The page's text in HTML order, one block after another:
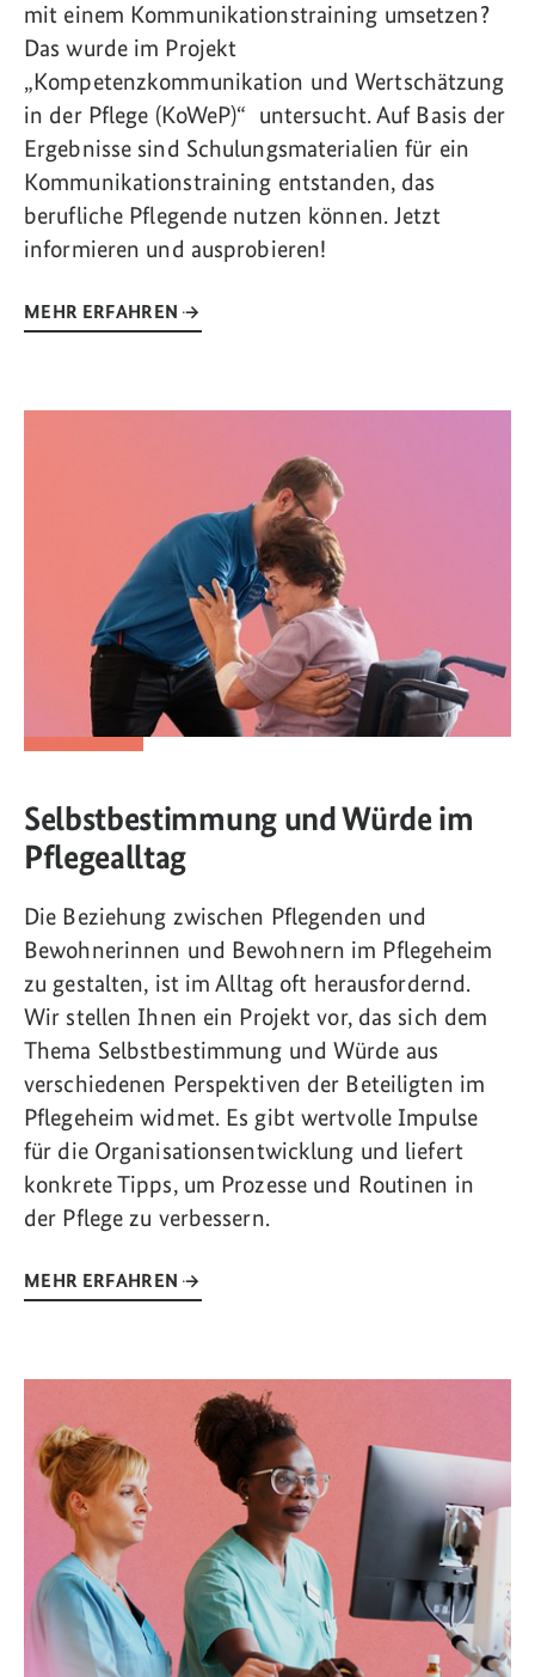
mit einem Kommunikationstraining umsetzen?
Das wurde im Projekt
„Kompetenzkommunikation und Wertschätzung
in der Pflege (KoWeP)“ untersucht. Auf Basis der
Ergebnisse sind Schulungsmaterialien für ein
Kommunikationstraining entstanden, das
berufliche Pflegende nutzen können. Jetzt
informieren und ausprobieren!
MEHR ERFAHREN
Selbstbestimmung und Würde im
Pflegealltag
Die Beziehung zwischen Pflegenden und
Bewohnerinnen und Bewohnern im Pflegeheim
zu gestalten, ist im Alltag oft herausfordernd.
Wir stellen Ihnen ein Projekt vor, das sich dem
Thema Selbstbestimmung und Würde aus
verschiedenen Perspektiven der Beteiligten im
Pflegeheim widmet. Es gibt wertvolle Impulse
für die Organisationsentwicklung und liefert
konkrete Tipps, um Prozesse und Routinen in
der Pflege zu verbessern.
MEHR ERFAHREN